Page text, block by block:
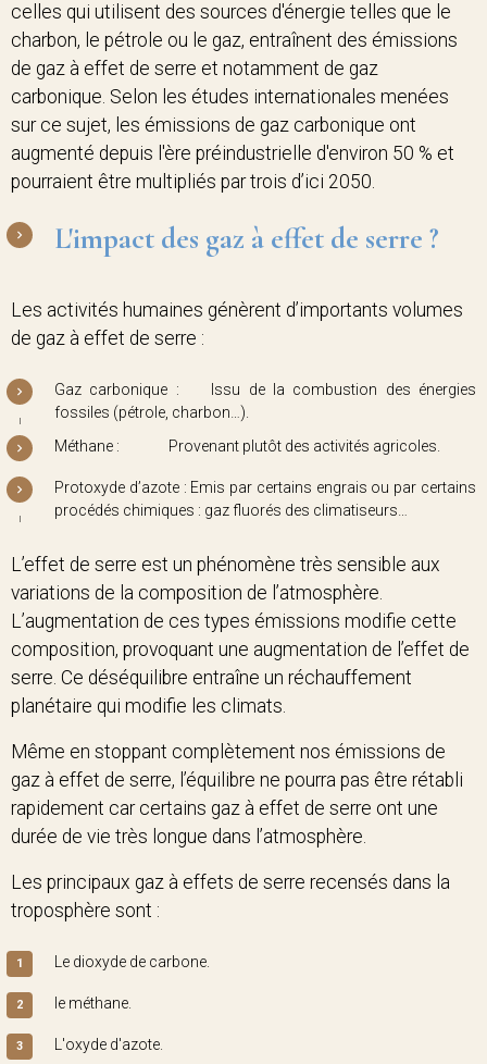
celles qui utilisent des sources d'énergie telles que le
charbon, le pétrole ou le gaz, entraînent des émissions
de gaz à effet de serre et notamment de gaz
carbonique. Selon les études internationales menées
sur ce sujet, les émissions de gaz carbonique ont
augmenté depuis l'ère préindustrielle d'environ 50 % et
pourraient être multipliés par trois d’ici 2050.
L'impact des gaz à effet de serre ?
Les activités humaines génèrent d’importants volumes
de gaz à effet de serre :
Gaz carbonique : Issu de la combustion des énergies
fossiles (pétrole, charbon…).
Méthane : Provenant plutôt des activités agricoles.
Protoxyde d’azote : Emis par certains engrais ou par certains
procédés chimiques : gaz fluorés des climatiseurs…
L’effet de serre est un phénomène très sensible aux
variations de la composition de l’atmosphère.
L’augmentation de ces types émissions modifie cette
composition, provoquant une augmentation de l’effet de
serre. Ce déséquilibre entraîne un réchauffement
planétaire qui modifie les climats.
Même en stoppant complètement nos émissions de
gaz à effet de serre, l’équilibre ne pourra pas être rétabli
rapidement car certains gaz à effet de serre ont une
durée de vie très longue dans l’atmosphère.
Les principaux gaz à effets de serre recensés dans la
troposphère sont :
Le dioxyde de carbone.
le méthane.
L'oxyde d'azote.